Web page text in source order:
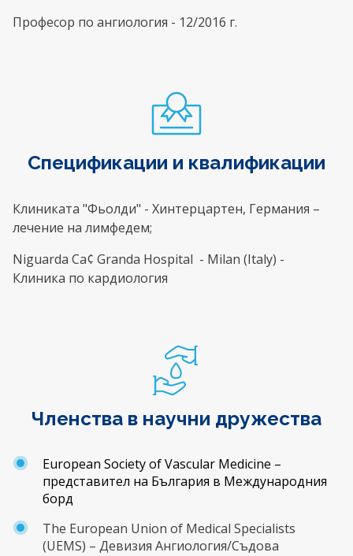
Професор по ангиология - 12/2016 г.
Спецификации и квалификации
Клиниката "Фьолди" - Хинтерцартен, Германия –
лечение на лимфедем;
Niguarda Ca¢ Granda Hospital - Milan (Italy) -
Клиника по кардиология
Членства в научни дружества
European SocietyofVascular Medicine –
представител на България в Международния
борд
The European Union of Medical Specialists
(UEMS) – Девизия Ангиология/Съдова